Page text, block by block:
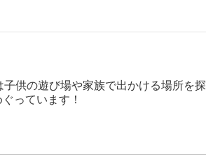
供の遊び場や家族で出かける場所を探
っています！